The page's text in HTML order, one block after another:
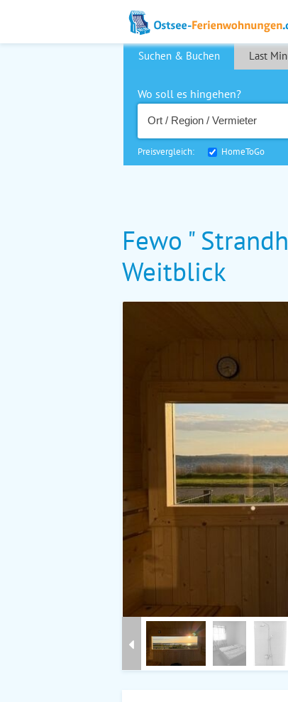
Suchen & Buchen Last
Wo soll es hingehen?
Preisvergleich: HomeToGo
Fewo "
Weitblick